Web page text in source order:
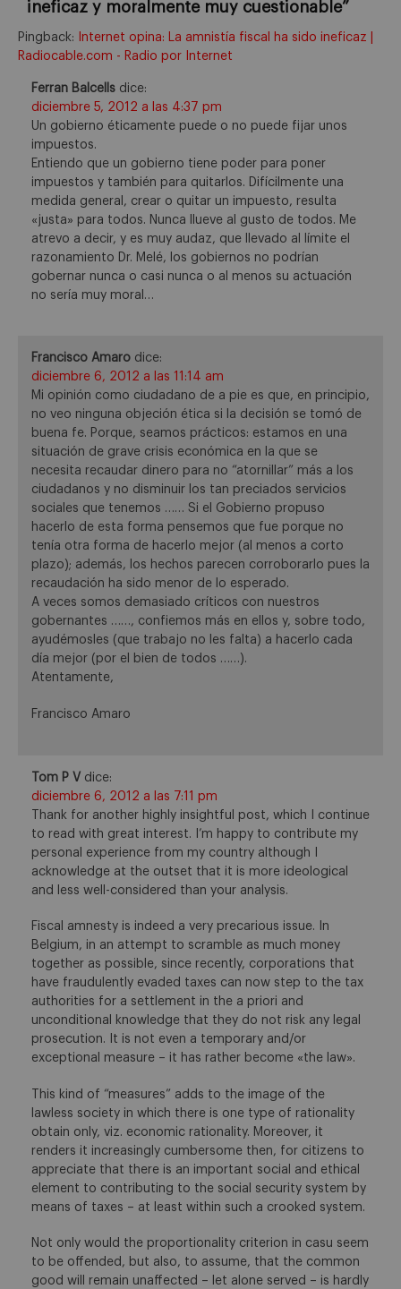
ineficaz y moralmente muy cuestionable”
Pingback:
Internet opina: La amnistía fiscal ha sido ineficaz |
Radiocable.com - Radio por Internet
Ferran Balcells dice:
diciembre 5, 2012 a las 4:37 pm
Un gobierno éticamente puede o no puede fijar unos
impuestos.
Entiendo que un gobierno tiene poder para poner
impuestos y también para quitarlos. Difícilmente una
medida general, crear o quitar un impuesto, resulta
«justa» para todos. Nunca llueve al gusto de todos. Me
atrevo a decir, y es muy audaz, que llevado al límite el
razonamiento Dr. Melé, los gobiernos no podrían
gobernar nunca o casi nunca o al menos su actuación
no sería muy moral…
Francisco Amaro dice:
diciembre 6, 2012 a las 11:14 am
Mi opinión como ciudadano de a pie es que, en principio,
no veo ninguna objeción ética si la decisión se tomó de
buena fe. Porque, seamos prácticos: estamos en una
situación de grave crisis económica en la que se
necesita recaudar dinero para no “atornillar” más a los
ciudadanos y no disminuir los tan preciados servicios
sociales que tenemos …… Si el Gobierno propuso
hacerlo de esta forma pensemos que fue porque no
tenía otra forma de hacerlo mejor (al menos a corto
plazo); además, los hechos parecen corroborarlo pues la
recaudación ha sido menor de lo esperado.
A veces somos demasiado críticos con nuestros
gobernantes ……, confiemos más en ellos y, sobre todo,
ayudémosles (que trabajo no les falta) a hacerlo cada
día mejor (por el bien de todos ……).
Atentamente,
Francisco Amaro
Tom P V dice:
diciembre 6, 2012 a las 7:11 pm
Thank for another highly insightful post, which I continue
to read with great interest. I’m happy to contribute my
personal experience from my country although I
acknowledge at the outset that it is more ideological
and less well-considered than your analysis.
Fiscal amnesty is indeed a very precarious issue. In
Belgium, in an attempt to scramble as much money
together as possible, since recently, corporations that
have fraudulently evaded taxes can now step to the tax
authorities for a settlement in the a priori and
unconditional knowledge that they do not risk any legal
prosecution. It is not even a temporary and/or
exceptional measure – it has rather become «the law».
This kind of “measures” adds to the image of the
lawless society in which there is one type of rationality
obtain only, viz. economic rationality. Moreover, it
renders it increasingly cumbersome then, for citizens to
appreciate that there is an important social and ethical
element to contributing to the social security system by
means of taxes – at least within such a crooked system.
Not only would the proportionality criterion in casu seem
to be offended, but also, to assume, that the common
good will remain unaffected – let alone served – is hardly